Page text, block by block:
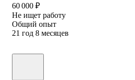
60 000 ₽
Не ищет работу
Общий опыт
21 год 8 месяцев